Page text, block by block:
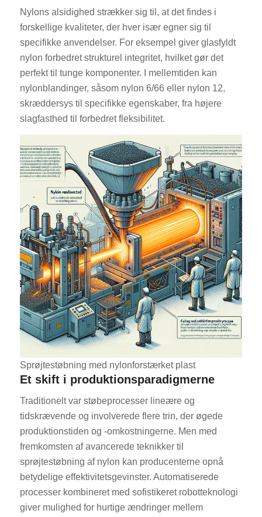
Nylons alsidighed strækker sig til, at det findes i
forskellige kvaliteter, der hver især egner sig til
specifikke anvendelser. For eksempel giver glasfyldt
nylon forbedret strukturel integritet, hvilket gør det
perfekt til tunge komponenter. I mellemtiden kan
nylonblandinger, såsom nylon 6/66 eller nylon 12,
skræddersys til specifikke egenskaber, fra højere
slagfasthed til forbedret fleksibilitet.
Sprøjtestøbning med nylonforstærket plast
Et skift i produktionsparadigmerne
Traditionelt var støbeprocesser lineære og
tidskrævende og involverede flere trin, der øgede
produktionstiden og -omkostningerne. Men med
fremkomsten af avancerede teknikker til
sprøjtestøbning af nylon kan producenterne opnå
betydelige effektivitetsgevinster. Automatiserede
processer kombineret med sofistikeret robotteknologi
giver mulighed for hurtige ændringer mellem